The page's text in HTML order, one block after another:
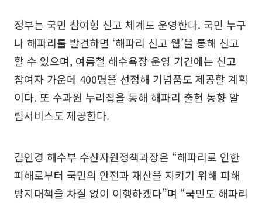
정부는 국민 참여형 신고 체계도 운영한다. 국민 누구
나 해파리를 발견하면 ‘해파리 신고 웹’을 통해 신고
할 수 있으며, 여름철 해수욕장 운영 기간에는 신고
참여자 가운데 400명을 선정해 기념품도 제공할 계획
이다. 또 수과원 누리집을 통해 해파리 출현 동향 알
림서비스도 제공한다.
김인경 해수부 수산자원정책과장은 “해파리로 인한
피해로부터 국민의 안전과 재산을 지키기 위해 피해
방지대책을 차질 없이 이행하겠다”며 “국민도 해파리